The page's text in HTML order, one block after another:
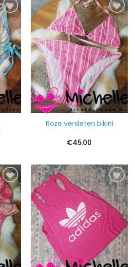
Roze versleten bikini
€45.00